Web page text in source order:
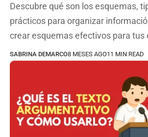
Descubre qué son los esquemas,
prácticos para organizar
crear esquemas efectivos para tus
SABRINA DEMARCO8 MESES AGO11 MIN READ